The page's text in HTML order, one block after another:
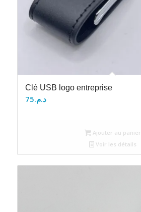
Clé USB logo entreprise
د.م.75
Ajouter au panier
Voir les détails